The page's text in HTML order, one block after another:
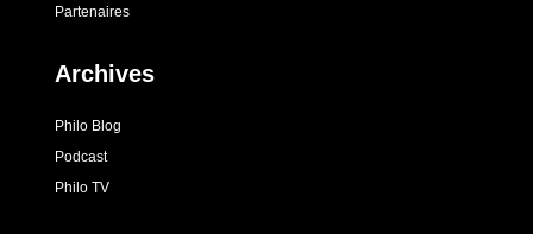
Partenaires
Archives
Philo Blog
Podcast
Philo TV